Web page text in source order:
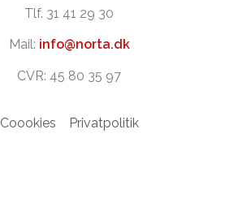
Tlf. 31 41 29 30
Mail: info@norta.dk
CVR: 45 80 35 97
Coookies Privatpolitik